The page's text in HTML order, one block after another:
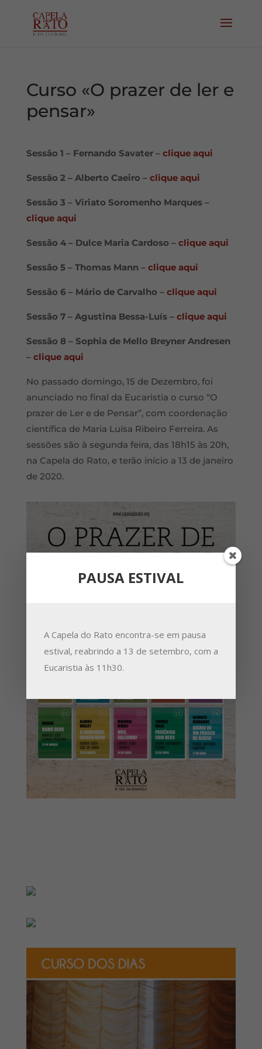
Curso «O prazer de ler e
pensar»
Sessão 1 – Fernando Savater – clique aqui
Sessão 2 – Alberto Caeiro – clique aqui
Sessão 3 – Viriato Soromenho Marques –
clique aqui
Sessão 4 – Dulce Maria Cardoso – clique aqui
Sessão 5 – Thomas Mann – clique aqui
Sessão 6 – Mário de Carvalho – clique aqui
Sessão 7 – Agustina Bessa-Luís – clique aqui
Sessão 8 – Sophia de Mello Breyner Andresen
– clique aqui
No passado domingo, 15 de Dezembro, foi
anunciado no final da Eucaristia o curso “O
prazer de Ler e de Pensar”, com coordenação
científica de Maria Luísa Ribeiro Ferreira. As
sessões são à segunda feira, das 18h15 às 20h,
na Capela do Rato, e terão início a 13 de janeiro
de 2020.
PAUSA ESTIVAL
A Capela do Rato encontra-se em pausa
estival, reabrindo a 13 de setembro, com a
Eucaristia às 11h30.